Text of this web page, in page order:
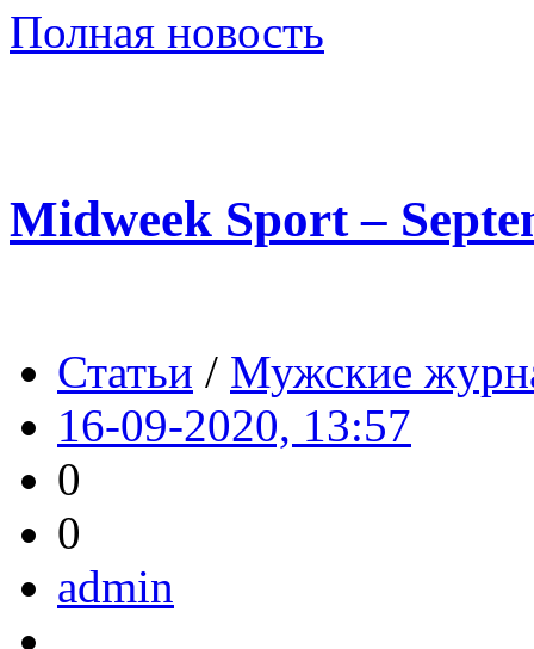
Полная новость
Midweek Sport –
Статьи / Мужские
16-09-2020, 13:57
0
0
admin